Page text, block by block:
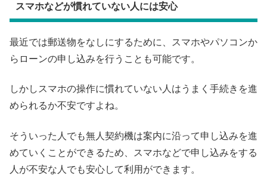
スマホなどが慣れていない人には安心
最近では郵送物をなしにするために、スマホやパソコンか
らローンの申し込みを行うことも可能です。
しかしスマホの操作に慣れていない人はうまく手続きを進
められるか不安ですよね。
そういった人でも無人契約機は案内に沿って申し込みを進
めていくことができるため、スマホなどで申し込みをする
人が不安な人でも安心して利用ができます。